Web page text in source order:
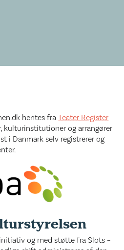
hentes fraTeater Register
kulturinstitutioner og arrangører
i Danmark selv registrerer og
og med støtte fra Slots –